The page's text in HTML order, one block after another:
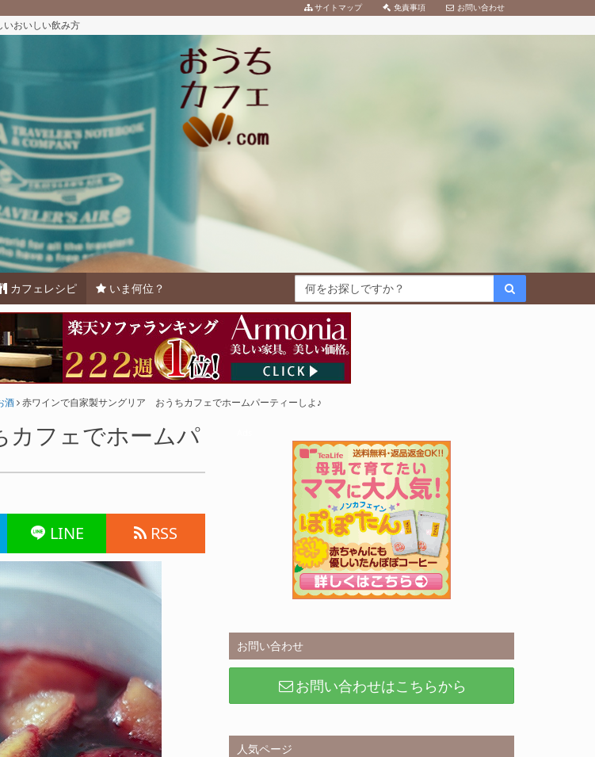
おいしい飲み方
酒 赤ワインで自家製サングリア おうちカフェでホームパーティーしよ♪
フェでホームパ
LINE RSS
お問い合わせ
お問い合わせはこちらから
人気ページ
カフェレシピ いま何位？
お問い合わせ
免責事項
サイトマップ